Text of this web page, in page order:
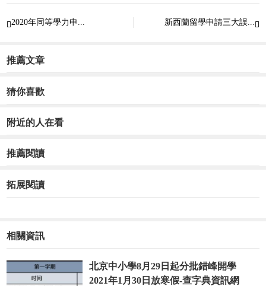
2020年同等學力申... 
新西蘭留學申請三大誤...
推薦文章
猜你喜歡
附近的人在看
推薦閱讀
拓展閱讀
相關資訊
北京中小學8月29日起分批錯峰開學
2021年1月30日放寒假-查字典資訊網